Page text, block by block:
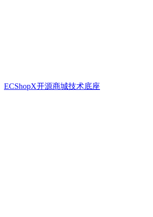
ECShopX开源商城技术底座